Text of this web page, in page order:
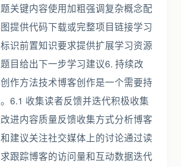
关键内容使用加粗强调复杂概念配
提供代码下载或完整项目链接学习
识前置知识要求提供扩展学习资源
目给出下一步学习建议6. 持续改
作方法技术博客创作是一个需要持
6.1 收集读者反馈并迭代积极收集
进内容质量反馈收集方式分析博客
建议关注社交媒体上的讨论通过读
跟踪博客的访问量和互动数据迭代